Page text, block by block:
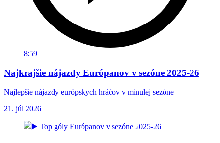
8:59
Najkrajšie nájazdy Európanov v sezóne 2025-26
Najlepšie nájazdy európskych hráčov v minulej sezóne
21. júl 2026